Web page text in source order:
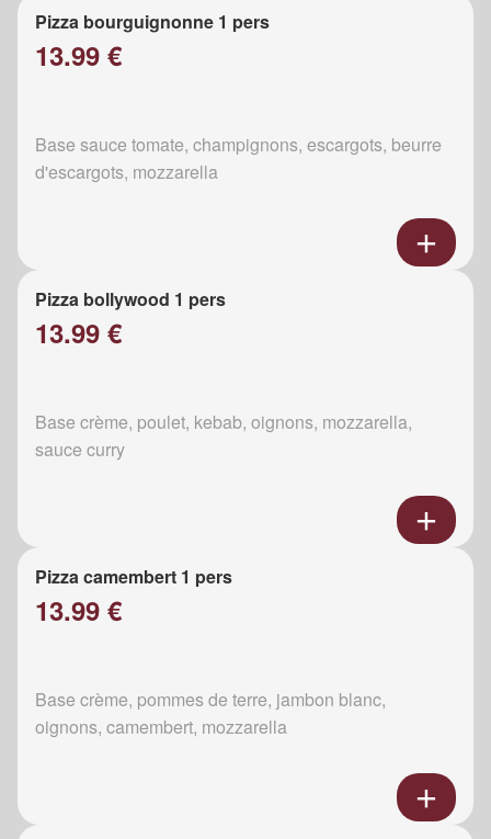
Pizza bourguignonne 1 pers
13.99 €
Base sauce tomate, champignons, escargots, beurre
d'escargots, mozzarella
Pizza bollywood 1 pers
13.99 €
Base crème, poulet, kebab, oignons, mozzarella,
sauce curry
Pizza camembert 1 pers
13.99 €
Base crème, pommes de terre, jambon blanc,
oignons, camembert, mozzarella